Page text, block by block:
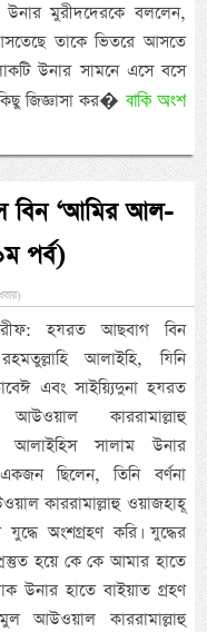
মুরীদদেরকে বললেন,
তাকে ভিতরে আসতে
উনার সামনে এসে বসে
জিজ্ঞাসা কর� বাকি অংশ
বিন ‘আমির আল-
পর্ব)
হযরত আছবাগ বিন
আলাইহি, যিনি
এবং সাইয়্যিদুনা হযরত
কাররামাল্লাহু
আলাইহিস সালাম উনার
একজন ছিলেন, তিনি বর্ণনা
কাররামাল্লাহু ওয়াজহাহূ
অংশগ্রহণ করি। যুদ্ধের
হয়ে কে কে আমার হাতে
উনার হাতে বাইয়াত গ্রহণ
আউওয়াল কাররামাল্লাহু